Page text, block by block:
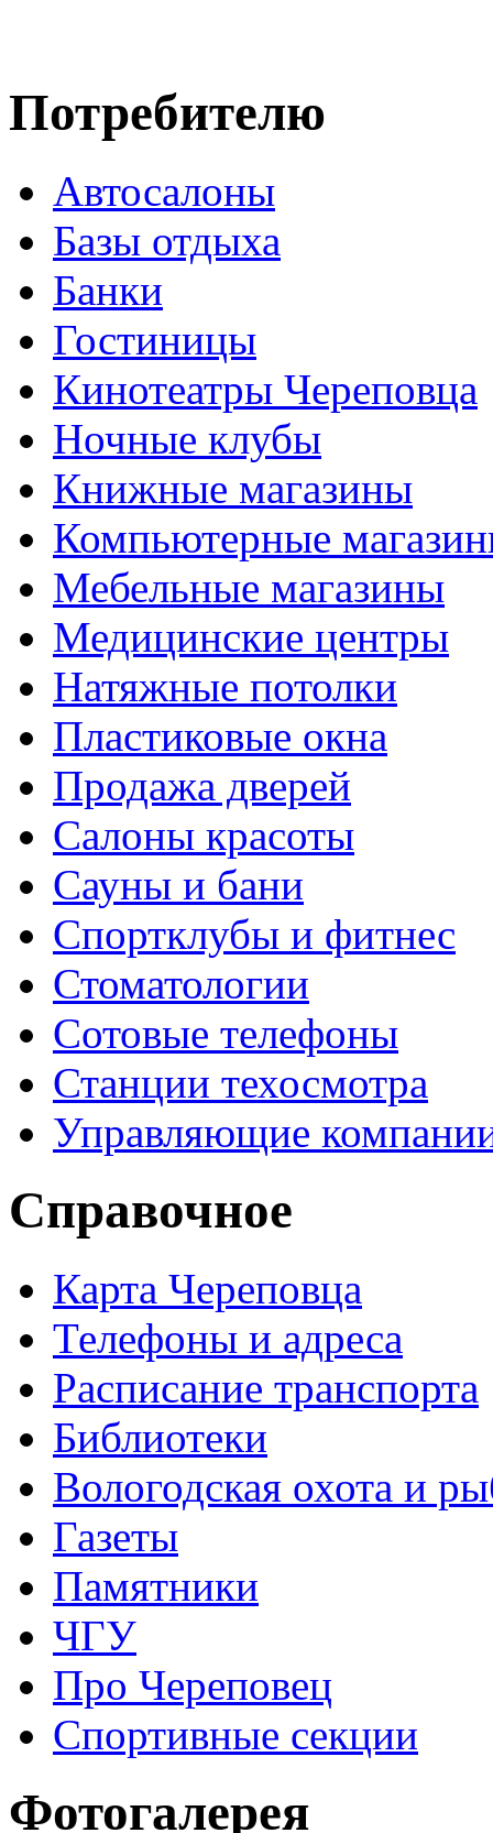
Потребителю
Автосалоны
Базы отдыха
Банки
Гостиницы
Кинотеатры Череповца
Ночные клубы
Книжные магазины
Компьютерные
Мебельные магазины
Медицинские центры
Натяжные потолки
Пластиковые окна
Продажа дверей
Салоны красоты
Сауны и бани
Спортклубы и фитнес
Стоматологии
Сотовые телефоны
Станции техосмотра
Управляющие
Справочное
Карта Череповца
Телефоны и адреса
Расписание транспорта
Библиотеки
Вологодская охота и
Газеты
Памятники
ЧГУ
Про Череповец
Спортивные секции
Фотогалерея